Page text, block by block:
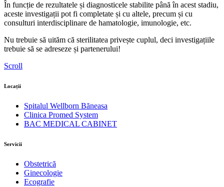
În funcție de rezultatele și diagnosticele stabilite până în acest stadiu,
aceste investigații pot fi completate și cu altele, precum și cu
consulturi interdisciplinare de hamatologie, imunologie, etc.
Nu trebuie să uităm că sterilitatea privește cuplul, deci investigațiile
trebuie să se adreseze și partenerului!
Scroll
Locații
Spitalul Wellborn Băneasa
Clinica Promed System
BAC MEDICAL CABINET
Servicii
Obstetrică
Ginecologie
Ecografie